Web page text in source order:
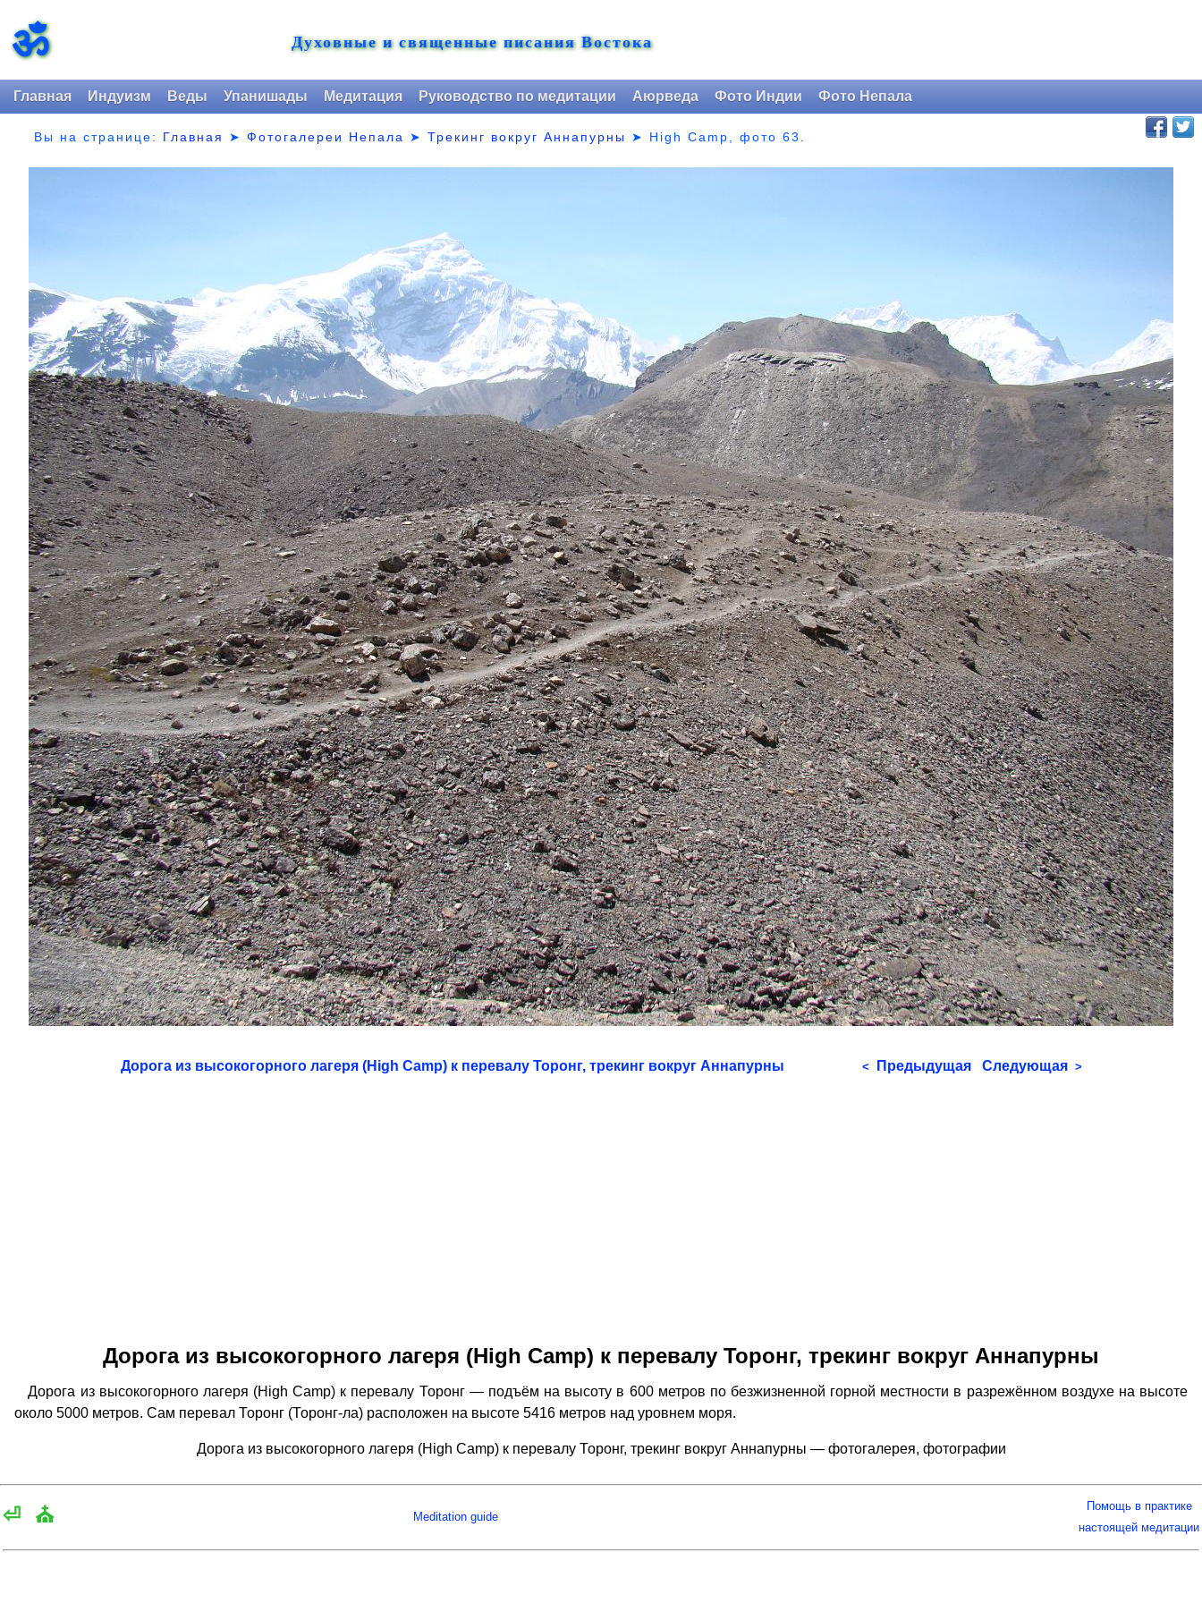
ॐ Духовные и священные писания Востока
Главная Индуизм Веды Упанишады Медитация Руководство по медитации Аюрведа Фото Индии Фото Непала
Вы на странице: Главная ➤Фотогалереи Непала ➤Трекинг вокруг Аннапурны ➤ High Camp,фото 63.
Дорога из высокогорного лагеря (High Camp) к перевалу Торонг, трекинг вокруг Аннапурны < Предыдущая Следующая >
Дорога из высокогорного лагеря (High Camp) к перевалу Торонг, трекинг вокруг Аннапурны
Дорога из высокогорного лагеря (High Camp) к перевалу Торонг — подъём на высоту в 600 метров по безжизненной горной местности в разрежённом воздухе на высоте
около 5000 метров. Сам перевал Торонг (Торонг-ла) расположен на высоте 5416 метров над уровнем моря.
Дорога из высокогорного лагеря (High Camp) к перевалу Торонг, трекинг вокруг Аннапурны — фотогалерея, фотографии
⏎ ⛪ Meditation guide
Помощь в практике
настоящей медитации